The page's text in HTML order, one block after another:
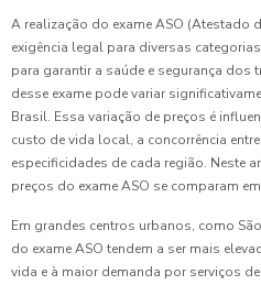
A realização do exame ASO (Atestado
exigência legal para diversas
para garantir a saúde e segurança
desse exame pode variar
Brasil. Essa variação de preços é
custo de vida local, a concorrência
especificidades de cada região. Neste
preços do exame ASO se comparam
Em grandes centros urbanos, como
do exame ASO tendem a ser mais
vida e à maior demanda por serviços